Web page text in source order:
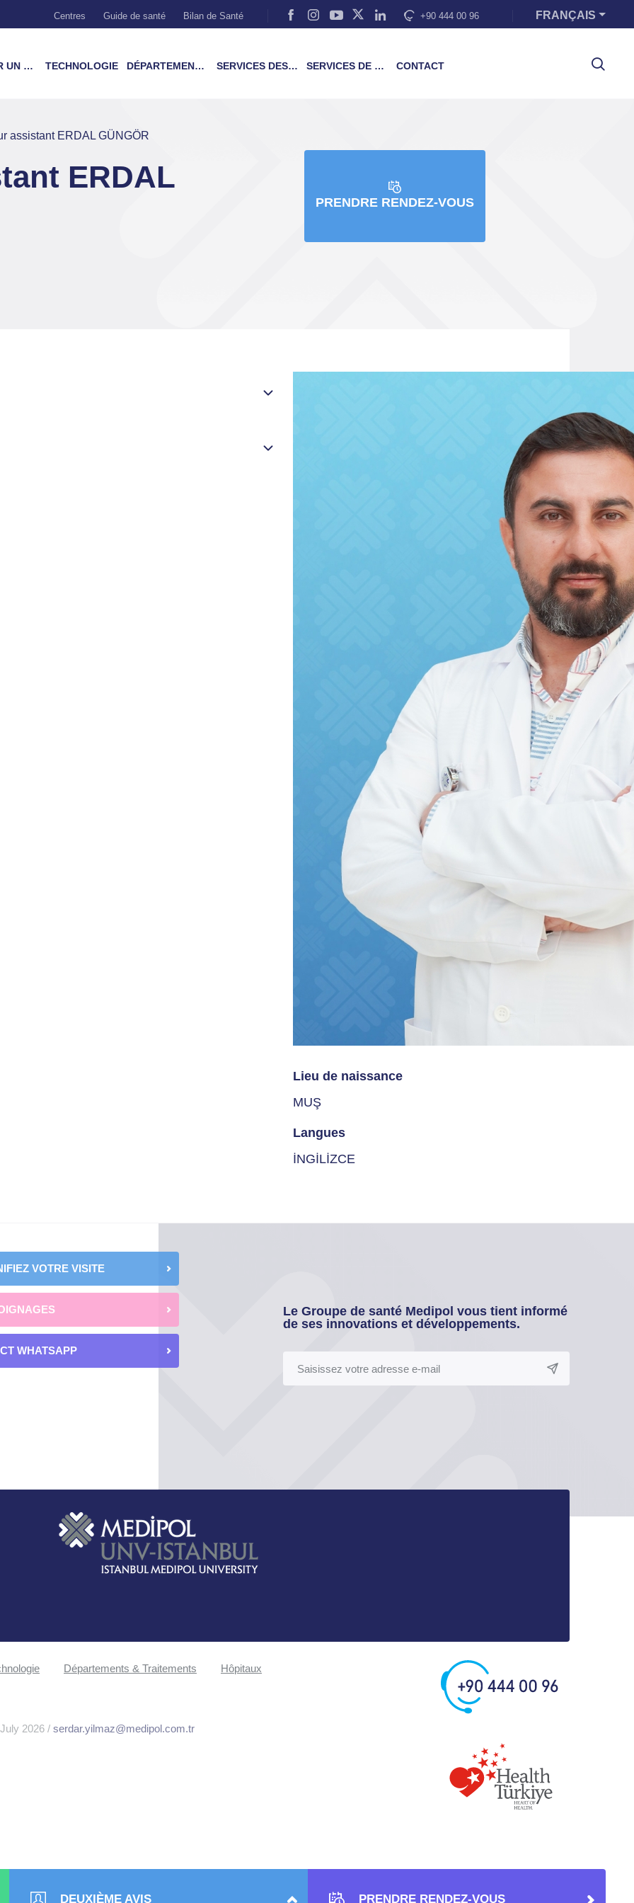
Centres Guide de santé Bilan de Santé +90 444 00 96 FRANÇAIS
TECHNOLOGIE DÉPARTEMENTS & TRAITEMENTS SERVICES DES PATIENTS SERVICES DE FORMATION CONTACT
assistant ERDAL GÜNGÖR
ERDAL
PRENDRE RENDEZ-VOUS
Lieu de naissance
MUŞ
Langues
İNGİLİZCE
VOTRE VISITE
WHATSAPP
Le Groupe de santé Medipol vous tient informé
de ses innovations et développements.
Départements & Traitements
Hôpitaux
2026 / serdar.yilmaz@medipol.com.tr
DEUXIÈME AVIS PRENDRE RENDEZ-VOUS